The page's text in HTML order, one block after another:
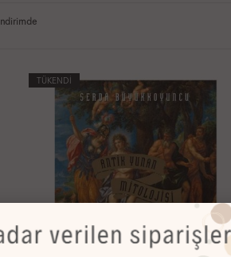
İndirimde
TÜKENDİ